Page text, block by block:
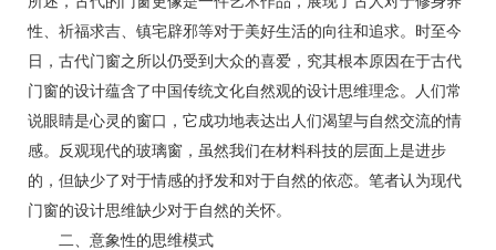
性、祈福求吉、镇宅辟邪等对于美好生活的向往和追求。时至今
日，古代门窗之所以仍受到大众的喜爱，究其根本原因在于古代
门窗的设计蕴含了中国传统文化自然观的设计思维理念。人们常
说眼睛是心灵的窗口，它成功地表达出人们渴望与自然交流的情
感。反观现代的玻璃窗，虽然我们在材料科技的层面上是进步
的，但缺少了对于情感的抒发和对于自然的依恋。笔者认为现代
门窗的设计思维缺少对于自然的关怀。
二、意象性的思维模式